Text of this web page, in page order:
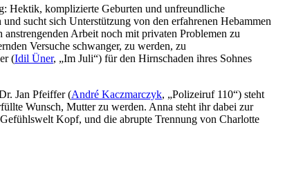
Hektik, komplizierte Geburten und unfreundliche
sucht sich Unterstützung von den erfahrenen Hebammen
Arbeit noch mit privaten Problemen zu
Versuche schwanger, zu werden, zu
(Idil Üner, „Im Juli“) für den Hirnschaden ihres Sohnes
Jan Pfeiffer (André Kaczmarczyk, „Polizeiruf 110“) steht
Wunsch, Mutter zu werden. Anna steht ihr dabei zur
Kopf, und die abrupte Trennung von Charlotte